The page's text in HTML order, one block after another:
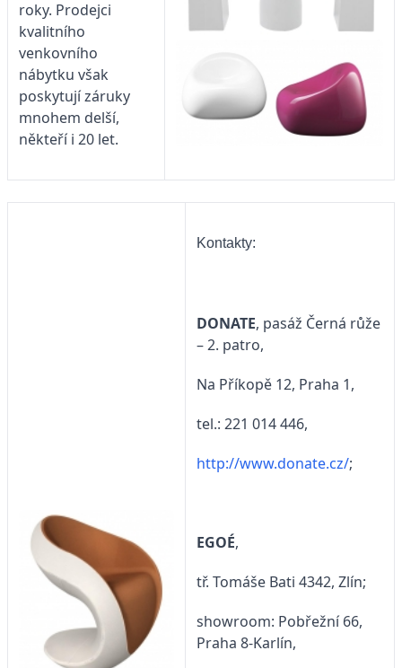
roky. Prodejci
kvalitního
venkovního
nábytku však
poskytují záruky
mnohem delší,
někteří i 20 let.
Kontakty:
DONATE, pasáž Černá růže
– 2. patro,
Na Příkopě 12, Praha 1,
tel.: 221 014 446,
http://www.donate.cz/;
EGOÉ,
tř. Tomáše Bati 4342, Zlín;
showroom: Pobřežní 66,
Praha 8-Karlín,